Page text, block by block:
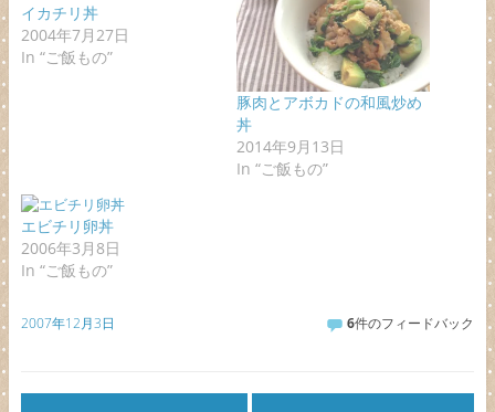
イカチリ丼
2004年7月27日
In “ご飯もの”
豚肉とアボカドの和風炒め
丼
2014年9月13日
In “ご飯もの”
エビチリ卵丼
2006年3月8日
In “ご飯もの”
2007年12月3日 6件のフィードバック